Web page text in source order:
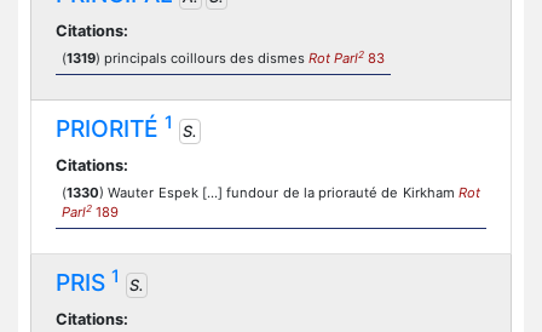
Citations:
(1319) principals coillours des dismes Rot Parl2 83
PRIORITÉ 1
S.
Citations:
(1330) Wauter Espek [...] fundour de la priorauté de Kirkham Rot
Parl2 189
PRIS 1
S.
Citations: